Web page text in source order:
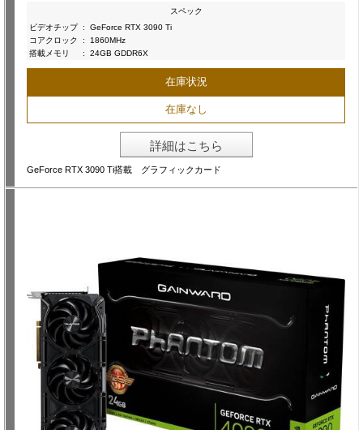
スペック
ビデオチップ :
GeForce RTX 3090 Ti
コアクロック
:
1860MHz
搭載メモリ
: 24GB GDDR6X
在庫状況
在庫なし
詳細はこちら
GeForce RTX 3090 Ti搭載 グラフィックカード